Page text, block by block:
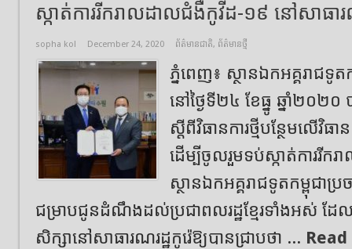
ស្កាត់ការរីករាលដាលជំងឺកូវីដ-១៩ នៅសាធារ
sopha kol December 24, 2020 ព័ត៌មានជាតិ, ព័ត៌មានថ្មី
ភ្នំពេញ៖ ស្ថានឯកអគ្គរាជទូត
នៅថ្ងៃទី២៤ ខែធ្នូ ឆ្នាំ២០
ស្តីពីវិធានការថ្មីបន្ថែមលើវិ
ដើម្បីចូលរួមទប់ស្កាត់ការរីក
ស្ថានឯកអគ្គរាជទូតកម្ពុជាប្
ជម្រាបជូនដំណឹងដល់ប្រជាពលរដ្ឋខ្មែរទាំងអស់ ដែ
សិក្សានៅសាធារណរដ្ឋកូរ៉េឱ្យបានជ្រាបថា ...